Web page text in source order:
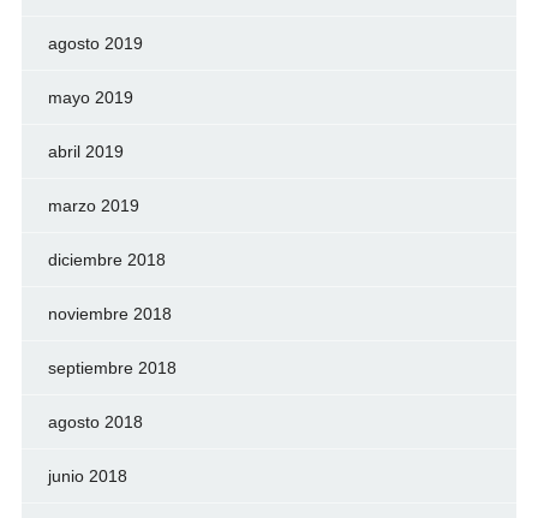
agosto 2019
mayo 2019
abril 2019
marzo 2019
diciembre 2018
noviembre 2018
septiembre 2018
agosto 2018
junio 2018